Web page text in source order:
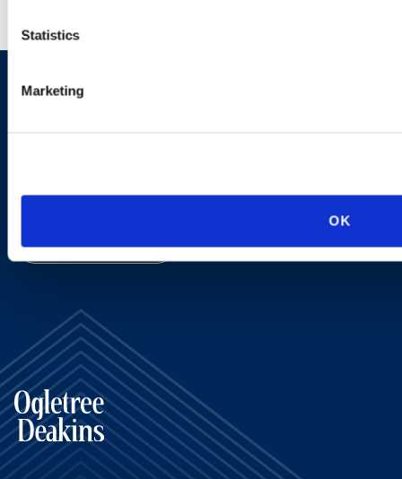
Statistics
Marketing
OK
Sign up to receive emails about